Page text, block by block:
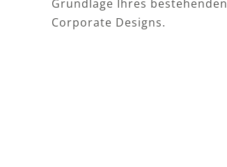
Grundlage Ihres bestehenden
Corporate Designs.